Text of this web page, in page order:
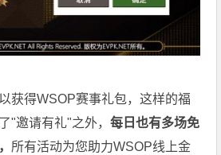
获得WSOP赛事礼包，这样的福
"邀请有礼"之外，每 日也有多场免
所有活动为您助力WSOP线上金